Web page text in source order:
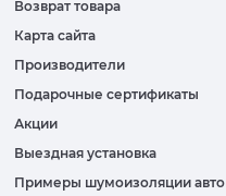
Возврат товара
Карта сайта
Производители
Подарочные сертификаты
Акции
Выездная установка
Примеры шумоизоляции авто